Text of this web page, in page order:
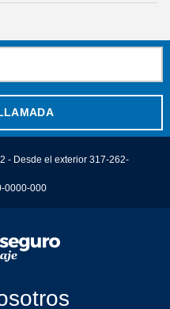
- Desde el exterior 317-262-
0000-000